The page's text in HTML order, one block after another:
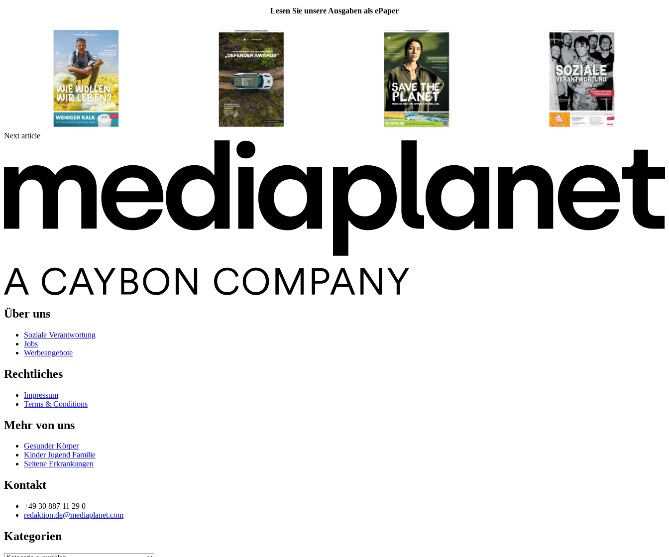
Lesen Sie unsere Ausgaben als ePaper
Next article
Über uns
Soziale Verantwortung
Jobs
Werbeangebote
Rechtliches
Impressum
Terms & Conditions
Mehr von uns
Gesunder Körper
Kinder Jugend Familie
Seltene Erkrankungen
Kontakt
+49 30 887 11 29 0
redaktion.de@mediaplanet.com
Kategorien